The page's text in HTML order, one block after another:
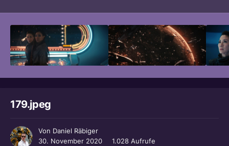
179.jpeg
Von Daniel Räbiger
30. November 2020
1.028 Aufrufe